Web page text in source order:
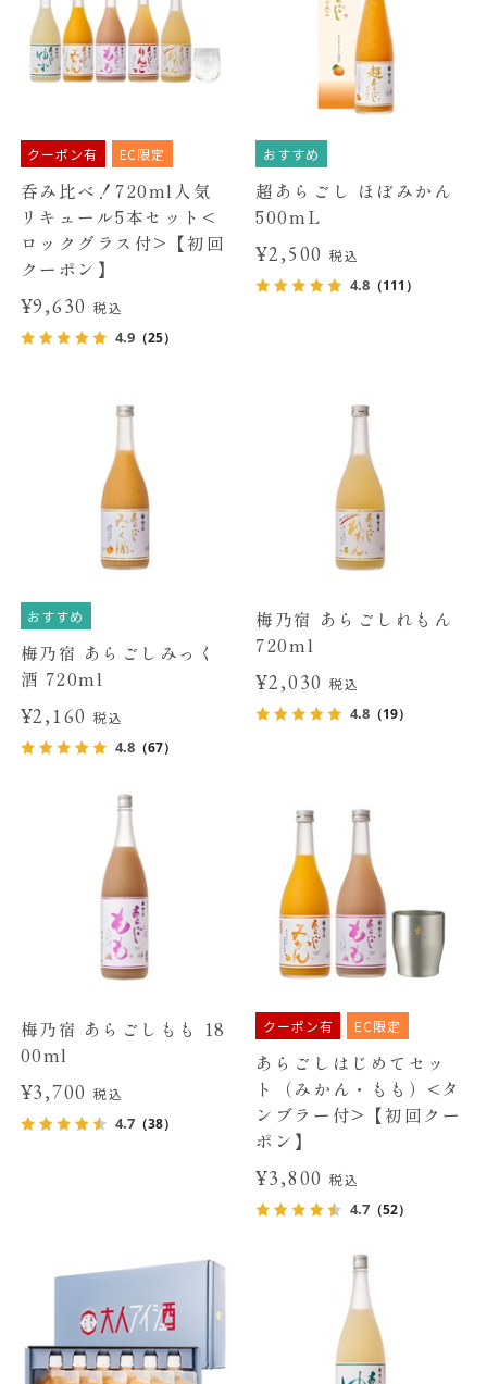
クーポン有 EC限定
呑み比べ！720ml人気
リキュール5本セット<
ロックグラス付>【初回
クーポン】
¥9,630税込
4.9（25）
おすすめ
超あらごし ほぼみかん
500mL
¥2,500 税込
4.8 （111）
おすすめ
梅乃宿 あらごしみっく
酒 720ml
¥2,160税込
4.8（67）
梅乃宿 あらごしれもん
720ml
¥2,030 税込
4.8 （19）
梅乃宿 あらごしもも 18
00ml
¥3,700税込
4.7（38）
クーポン有 EC限定
あらごしはじめてセッ
ト（みかん・もも）<タ
ンブラー付>【初回クー
ポン】
¥3,800 税込
4.7 （52）